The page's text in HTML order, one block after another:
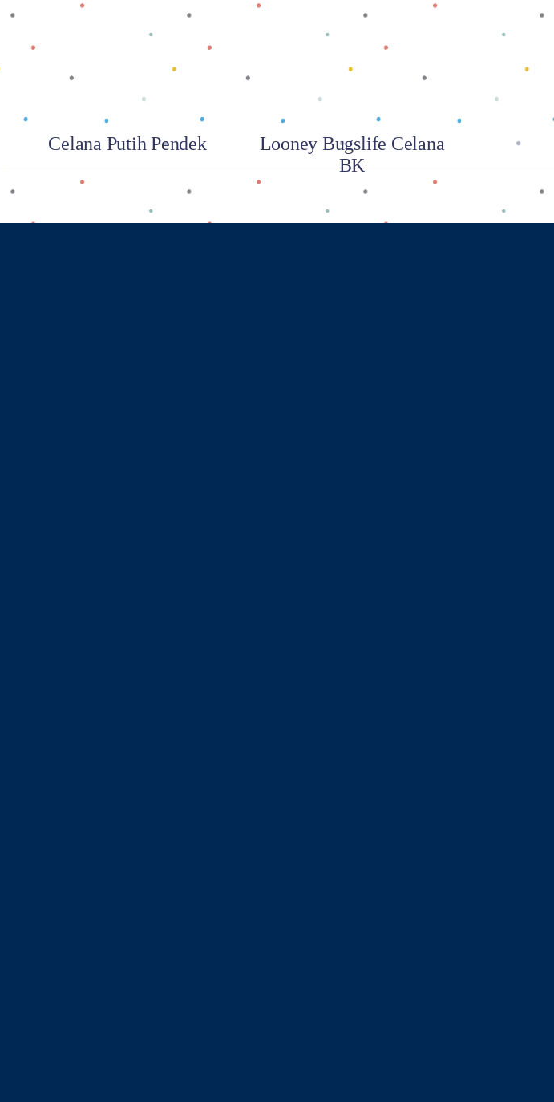
Baca selengkapnya
Celana Putih Pendek
Baca selengkapnya
Looney Bugslife Celana
BK